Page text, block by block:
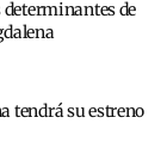
de
tendrá su estreno